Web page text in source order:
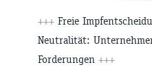
+++ Freie
Neutralität:
Forderungen +++